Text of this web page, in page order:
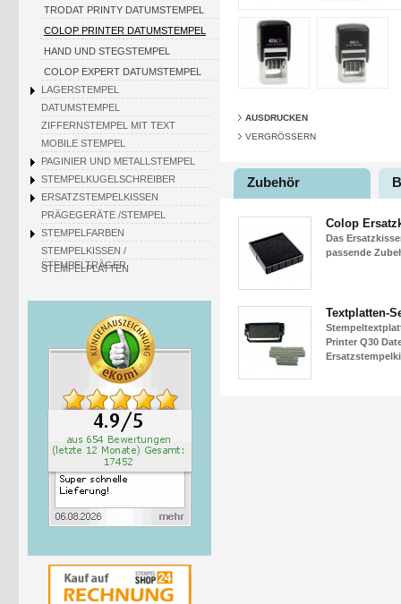
TRODAT PRINTY DATUMSTEMPEL
COLOP PRINTER DATUMSTEMPEL
HAND UND STEGSTEMPEL
COLOP EXPERT DATUMSTEMPEL
LAGERSTEMPEL
DATUMSTEMPEL
ZIFFERNSTEMPEL MIT TEXT
MOBILE STEMPEL
PAGINIER UND METALLSTEMPEL
STEMPELKUGELSCHREIBER
ERSATZSTEMPELKISSEN
PRÄGEGERÄTE /STEMPEL
STEMPELFARBEN
STEMPELKISSEN /
STEMPELTRÄGER
STEMPELPLATTEN
AUSDRUCKEN
VERGRÖSSERN
Zubehör
Colop
Das
passende
Textplatten-
Printer Q30